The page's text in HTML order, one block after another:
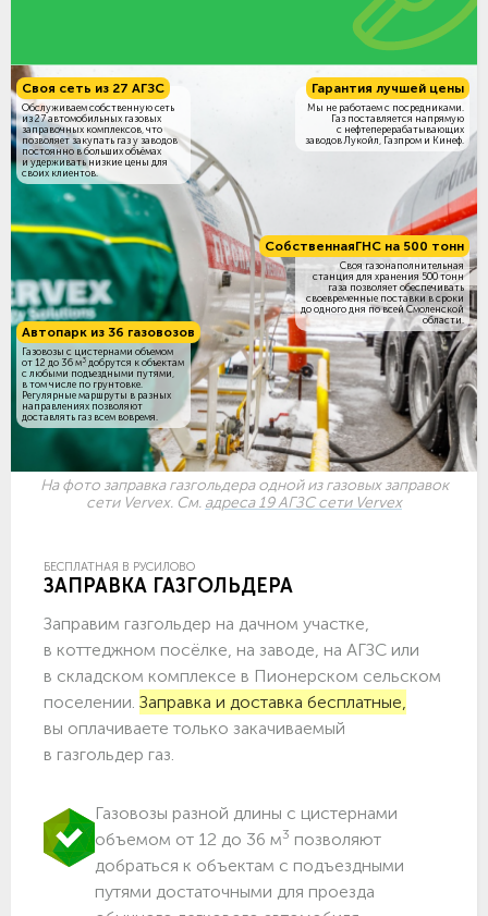
СобственнаяГНС на 500 тонн
Своя газонаполнительная
станция для хранения 500 тонн
газа позволяет обеспечивать
своевременные поставки в сроки
до одного дня по всей Смоленской
области.
Своя сеть из 27 АГЗС
Обслуживаем собственную сеть
из 27 автомобильных газовых
заправочных комплексов, что
позволяет закупать газ у заводов
постоянно в больших объёмах
и удерживать низкие цены для
своих клиентов.
Гарантия лучшей цены
Мы не работаем с посредниками.
Газ поставляется напрямую
с нефтеперерабатывающих
заводов Лукойл, Газпром и Кинеф.
Автопарк из 36 газовозов
Газовозы с цистернами объемом
от 12 до 36 м3 добрутся к объектам
c любыми подъездными путями,
в том числе по грунтовке.
Регулярные маршруты в разных
направлениях позволяют
доставлять газ всем вовремя.
На фото заправка газгольдера одной из газовых заправок
сети Vervex. См. адреса 19 АГЗС сети Vervex
БЕСПЛАТНАЯ В РУСИЛОВО
ЗАПРАВКА ГАЗГОЛЬДЕРА
Заправим газгольдер на дачном участке,
в коттеджном посёлке, на заводе, на АГЗС или
в складском комплексе в Пионерском сельском
поселении. Заправка и доставка бесплатные,
вы оплачиваете только закачиваемый
в газгольдер газ.
Газовозы разной длины с цистернами
объемом от 12 до 36 м3 позволяют
добраться к объектам c подъездными
путями достаточными для проезда